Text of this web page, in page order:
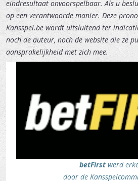
eindresultaat onvoorspelbaar. Als u
op een verantwoorde manier. Deze
Kansspel.be wordt uitsluitend ter
noch de auteur, noch de website die ze
aansprakelijkheid met zich mee.
betFirst werd
door de